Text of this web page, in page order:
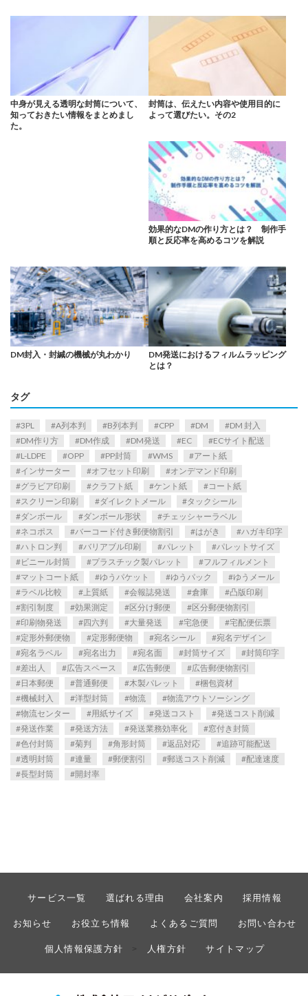
中身が見える透明な封筒について、
知っておきたい情報をまとめまし
た。
封筒は、伝えたい内容や使用目的に
よって選びたい。その2
効果的なDMの作り方とは？ 制作手
順と反応率を高めるコツを解説
DM封入・封緘の機械が丸わかり
DM発送におけるフィルムラッピング
とは？
タグ
3PL A列本判 B列本判 CPP DM
DM 封入
DM作り方
DM作成 DM発送 EC
ECサイト配送
L-LDPE
OPP PP封筒 WMS
アート紙
インサーター
オフセット印刷
オンデマンド印刷
グラビア印刷
クラフト紙 ケント紙
コート紙
スクリーン印刷
ダイレクトメール
タックシール
ダンボール
ダンボール形状
チェッシャーラベル
ネコポス
バーコード付き郵便物割引 はがき
ハガキ印字
ハトロン判
バリアブル印刷 パレット
パレットサイズ
ビニール封筒
プラスチック製パレット
フルフィルメント
マットコート紙
ゆうパケット ゆうパック
ゆうメール
ラベル比較
上質紙 会報誌発送 倉庫
凸版印刷
割引制度
効果測定 区分け郵便
区分郵便物割引
印刷物発送
四六判 大量発送 宅急便
宅配便伝票
定形外郵便物
定形郵便物 宛名シール
宛名デザイン
宛名ラベル
宛名出力 宛名面 封筒サイズ
封筒印字
差出人
広告スペース 広告郵便
広告郵便物割引
日本郵便
普通郵便 木製パレット
梱包資材
機械封入
洋型封筒 物流
物流アウトソーシング
物流センター
用紙サイズ 発送コスト
発送コスト削減
発送作業
発送方法 発送業務効率化
窓付き封筒
色付封筒
菊判 角形封筒 返品対応
追跡可能配送
透明封筒
連量 郵便割引 郵送コスト削減
配達速度
長型封筒
開封率
サービス一覧 選ばれる理由 会社案内 採用情報
お知らせ お役立ち情報 よくあるご質問 お問い合わせ
個人情報保護方針 > 人権方針 サイトマップ